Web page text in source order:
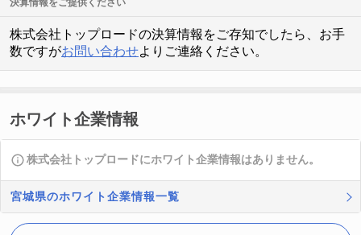
決算情報をご提供ください
株式会社トップロードの決算情報をご存知でしたら、お手
数ですがお問い合わせよりご連絡ください。
ホワイト企業情報
株式会社トップロードにホワイト企業情報はありません。
宮城県のホワイト企業情報一覧